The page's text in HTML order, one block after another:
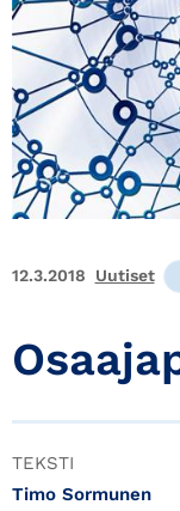
12.3.2018 Uutiset
TEKSTI
Timo Sormunen